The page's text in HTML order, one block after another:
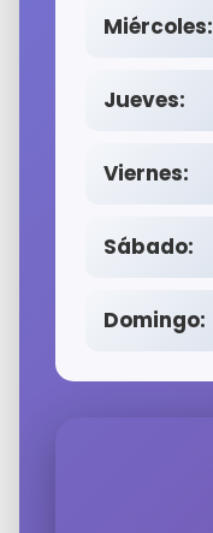
Miércoles:
Jueves:
Viernes:
Sábado:
Domingo: